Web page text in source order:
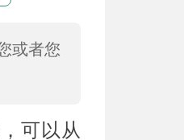
或者您
可以从